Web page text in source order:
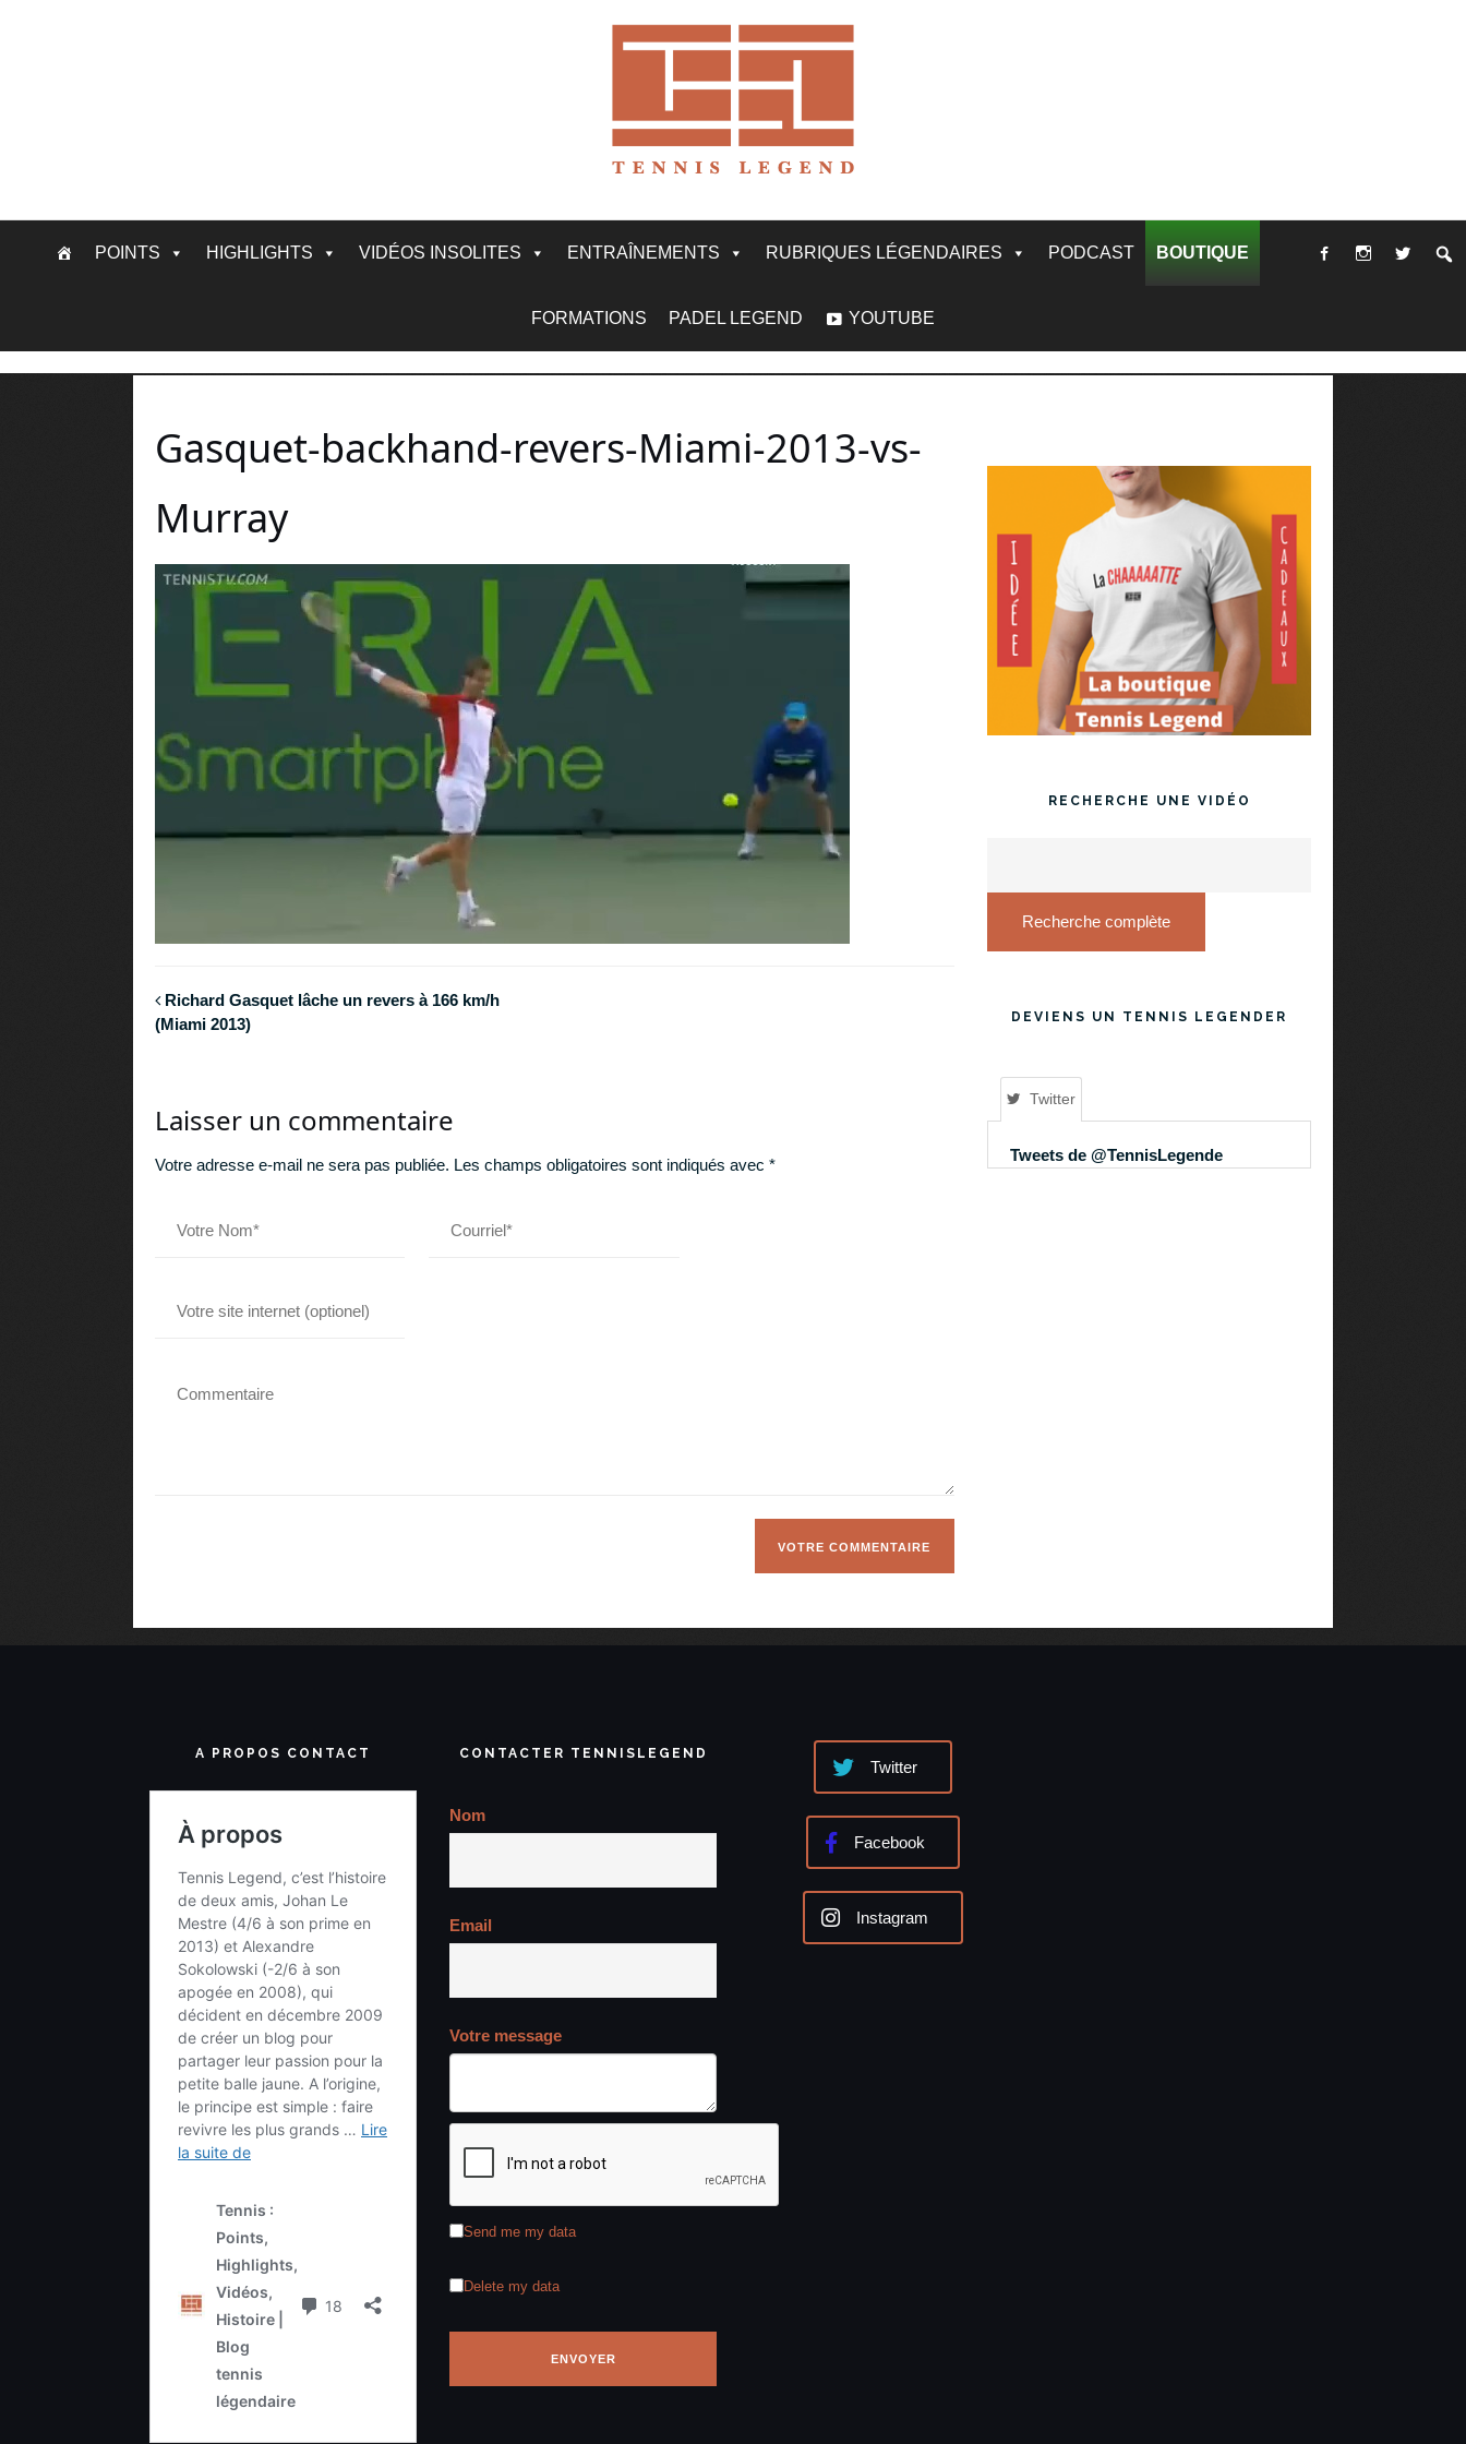
POINTS HIGHLIGHTS VIDÉOS INSOLITES ENTRAÎNEMENTS RUBRIQUES LÉGENDAIRES PODCAST BOUTIQUE
FORMATIONS PADEL LEGEND YOUTUBE
Gasquet-backhand-revers-Miami-2013-vs-
Murray
Richard Gasquet lâche un revers à 166 km/h
(Miami 2013)
Laisser un commentaire
Votre adresse e-mail ne sera pas publiée. Les champs obligatoires sont indiqués avec *
RECHERCHE UNE VIDÉO
Recherche complète
DEVIENS UN TENNIS LEGENDER
Twitter
Tweets de @TennisLegende
A PROPOS CONTACT CONTACTER TENNISLEGEND
Nom
Email
Votre message
Send me my data
Delete my data
Twitter
Facebook
Instagram